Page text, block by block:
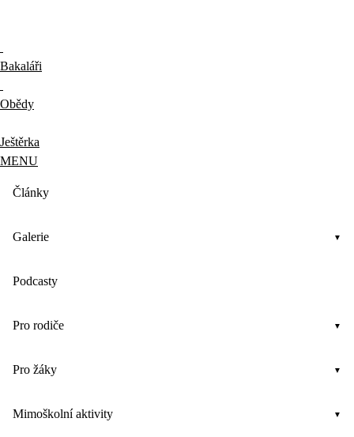
Bakaláři
Obědy
Ještěrka
MENU
Články
Galerie
Podcasty
Pro rodiče
Pro žáky
Mimoškolní aktivity